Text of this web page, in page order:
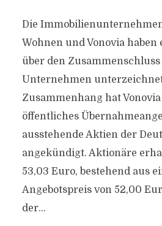
Die
Wohnen und Vonovia
über den
Unternehmen
Zusammenhang hat
öffentliches
ausstehende Aktien der
angekündigt. Aktionäre
53,03 Euro, bestehend aus
Angebotspreis von 52,00
der...